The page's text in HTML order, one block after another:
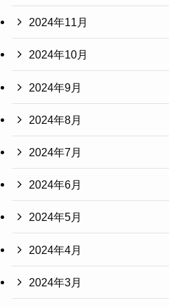
2024年11月
2024年10月
2024年9月
2024年8月
2024年7月
2024年6月
2024年5月
2024年4月
2024年3月